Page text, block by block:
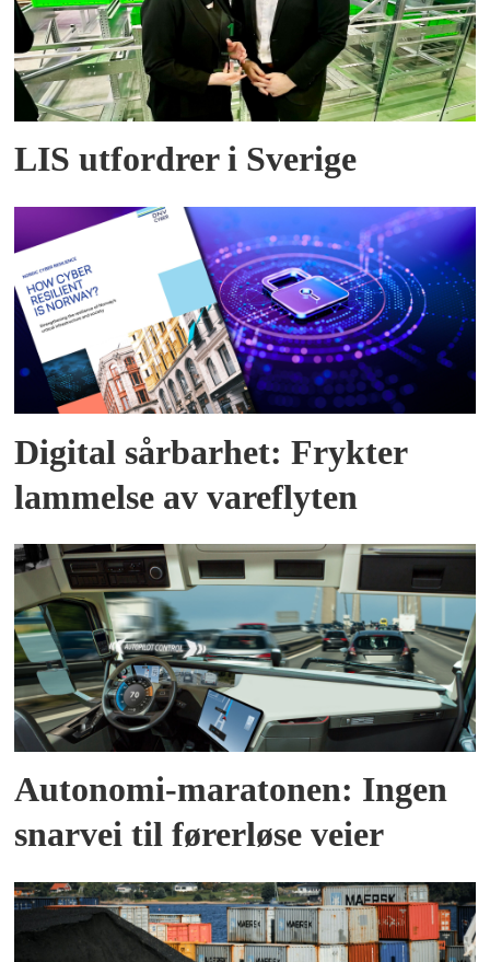
LIS utfordrer i Sverige
Digital sårbarhet: Frykter
lammelse av vareflyten
Autonomi-maratonen: Ingen
snarvei til førerløse veier